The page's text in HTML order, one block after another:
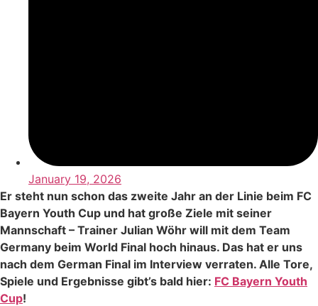
January 19, 2026
Er steht nun schon das zweite Jahr an der Linie beim FC
Bayern Youth Cup und hat große Ziele mit seiner
Mannschaft – Trainer Julian Wöhr will mit dem Team
Germany beim World Final hoch hinaus. Das hat er uns
nach dem German Final im Interview verraten. Alle Tore,
Spiele und Ergebnisse gibt’s bald hier: FC Bayern Youth
Cup!